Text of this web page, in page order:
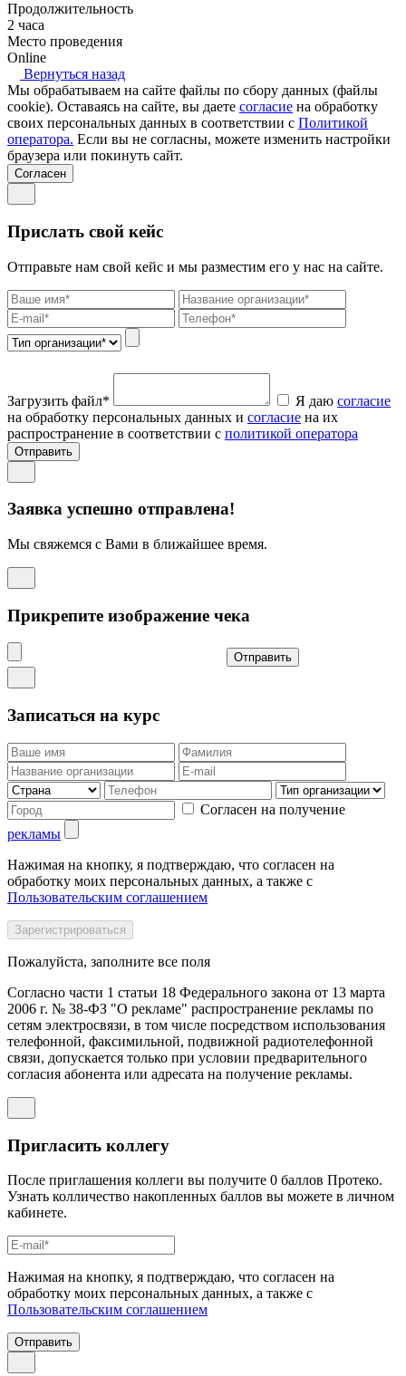
Продолжительность
2 часа
Место проведения
Online
Вернуться назад
Мы обрабатываем на сайте файлы по сбору данных (файлы
cookie). Оставаясь на сайте, вы даете согласие на обработку
своих персональных данных в соответствии с Политикой
оператора. Если вы не согласны, можете изменить настройки
браузера или покинуть сайт.
Согласен
Прислать свой кейс
Отправьте нам свой кейс и мы разместим его у нас на сайте.
Загрузить файл* Я даю согласие
на обработку персональных данных и согласие на их
распространение в соответствии с политикой оператора
Отправить
Заявка успешно отправлена!
Мы свяжемся с Вами в ближайшее время.
Прикрепите изображение чека
Отправить
Записаться на курс
Согласен на получение
рекламы
Нажимая на кнопку, я подтверждаю, что согласен на
обработку моих персональных данных, а также с
Пользовательским соглашением
Пожалуйста, заполните все поля
Согласно части 1 статьи 18 Федерального закона от 13 марта
2006 г. № 38-ФЗ "О рекламе" распространение рекламы по
сетям электросвязи, в том числе посредством использования
телефонной, факсимильной, подвижной радиотелефонной
связи, допускается только при условии предварительного
согласия абонента или адресата на получение рекламы.
Пригласить коллегу
После приглашения коллеги вы получите 0 баллов Протеко.
Узнать колличество накопленных баллов вы можете в личном
кабинете.
Нажимая на кнопку, я подтверждаю, что согласен на
обработку моих персональных данных, а также с
Пользовательским соглашением
Отправить